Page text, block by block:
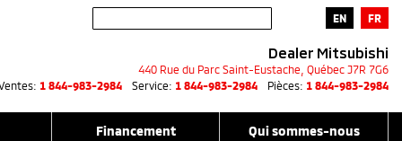
EN FR
Dealer Mitsubishi
440 Rue du Parc Saint-Eustache Québec J7R 7G6
1 844-983-2984 Service: 1 844-983-2984 Pièces: 1 844-983-2984
Financement Qui sommes-nous